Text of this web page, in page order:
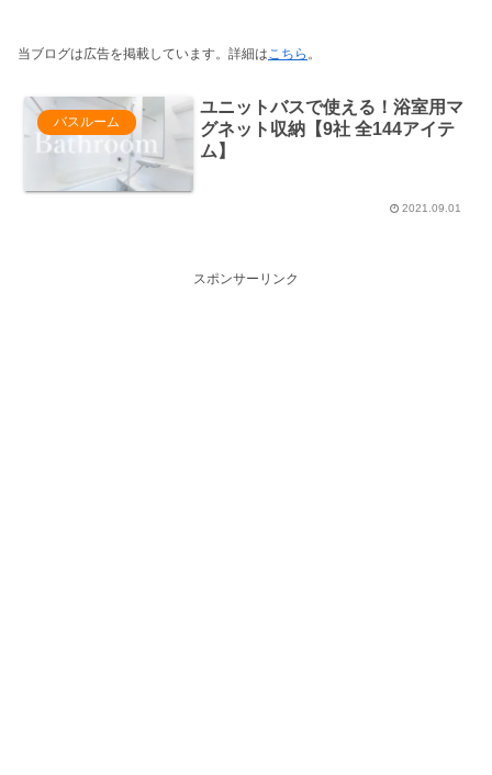
当ブログは広告を掲載しています。詳細はこちら 。
バスルーム
ユニットバスで使える！浴室用マ
グネット収納【9社 全144アイテ
ム】
2021.09.01
スポンサーリンク